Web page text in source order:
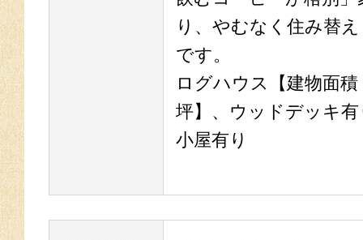
り、やむなく住み替
です。
ログハウス【建物面
坪】、ウッドデッキ
小屋有り